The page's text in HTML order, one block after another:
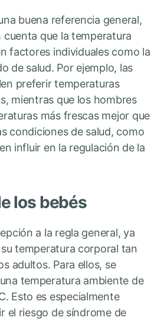
buena referencia general,
que la temperatura
factores individuales como la
de salud. Por ejemplo, las
preferir temperaturas
mientras que los hombres
más frescas mejor que
condiciones de salud, como
influir en la regulación de la
los bebés
a la regla general, ya
temperatura corporal tan
adultos. Para ellos, se
temperatura ambiente de
Esto es especialmente
el riesgo de síndrome de